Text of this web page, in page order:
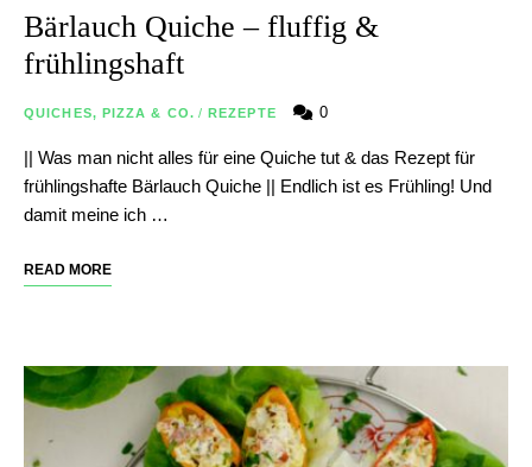
Bärlauch Quiche – fluffig &
frühlingshaft
QUICHES, PIZZA & CO. / REZEPTE 0
|| Was man nicht alles für eine Quiche tut & das Rezept für
frühlingshafte Bärlauch Quiche || Endlich ist es Frühling! Und
damit meine ich …
READ MORE